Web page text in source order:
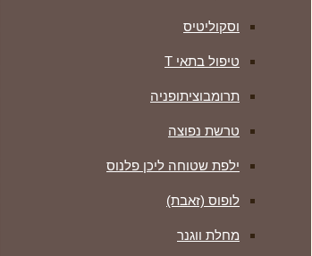
וסקוליטיס
טיפול בתאי T
תרומבוציתופניה
טרשת נפוצה
ילפת שטוחה ליכן פלנוס
לופוס (זאבת)
מחלת ווגנר